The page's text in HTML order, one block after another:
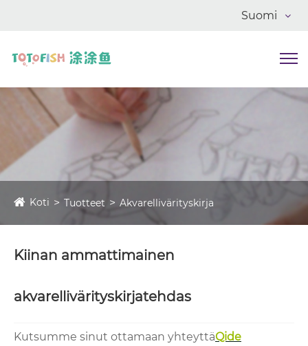
Suomi
Koti Tuotteet Akvarellivärityskirja
Kiinan ammattimainen
akvarellivärityskirjatehdas
Kutsumme sinut ottamaan yhteyttäQide